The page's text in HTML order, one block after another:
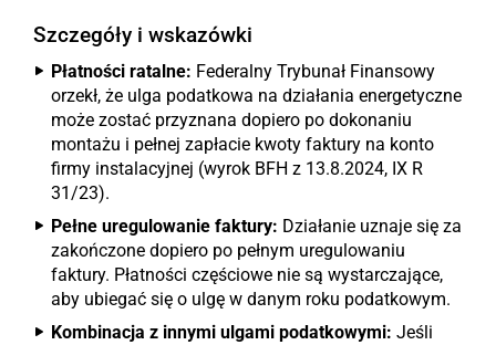
Szczegóły i wskazówki
Płatności ratalne: Federalny Trybunał Finansowy
orzekł, że ulga podatkowa na działania energetyczne
może zostać przyznana dopiero po dokonaniu
montażu i pełnej zapłacie kwoty faktury na konto
firmy instalacyjnej (wyrok BFH z 13.8.2024, IX R
31/23).
Pełne uregulowanie faktury: Działanie uznaje się za
zakończone dopiero po pełnym uregulowaniu
faktury. Płatności częściowe nie są wystarczające,
aby ubiegać się o ulgę w danym roku podatkowym.
Kombinacja z innymi ulgami podatkowymi: Jeśli